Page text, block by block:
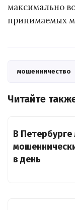
максимально
принимаемых
мошенничество
Читайте
В Петербурге
в день